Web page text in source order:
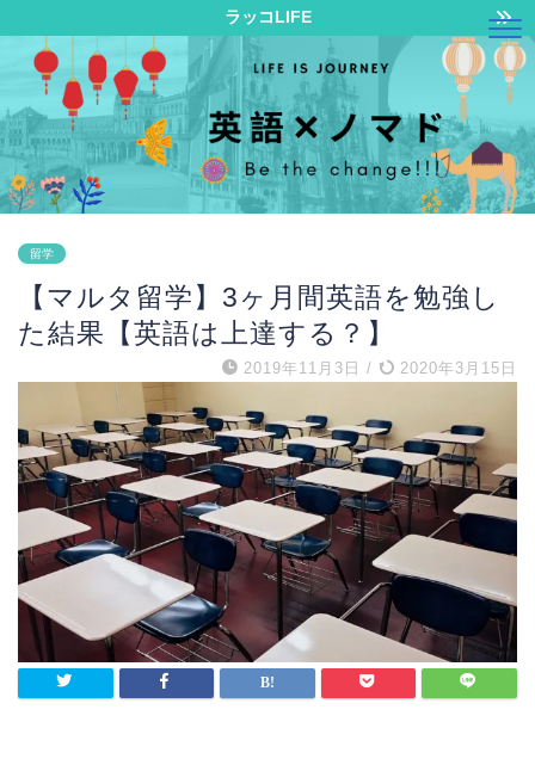
ラッコLIFE
留学
【マルタ留学】3ヶ月間英語を勉強し
た結果【英語は上達する？】
2019年11月3日 / 2020年3月15日